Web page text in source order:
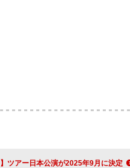
の【STING 3.0】ツアー日本公演が2025年9月に決定